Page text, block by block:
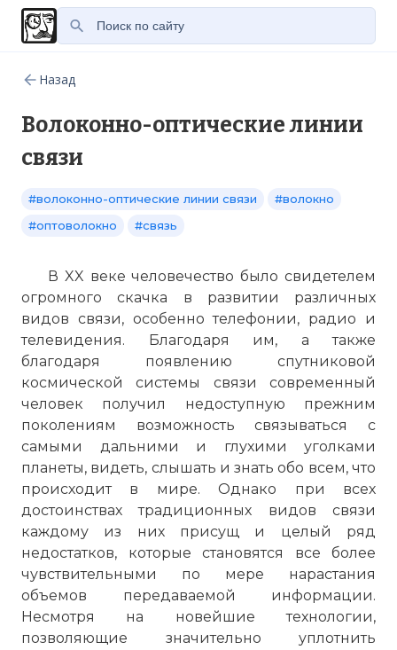
Назад
Волоконно-оптические линии
связи
#волоконно-оптические линии связи
#волокно
#оптоволокно
#связь
В XX веке человечество было свидетелем
огромного скачка в развитии различных
видов связи, особенно телефонии, радио и
телевидения. Благодаря им, а также
благодаря появлению спутниковой
космической системы связи современный
человек получил недоступную прежним
поколениям возможность связываться с
самыми дальними и глухими уголками
планеты, видеть, слышать и знать обо всем, что
происходит в мире. Однако при всех
достоинствах традиционных видов связи
каждому из них присущ и целый ряд
недостатков, которые становятся все более
чувствительными по мере нарастания
объемов передаваемой информации.
Несмотря на новейшие технологии,
позволяющие значительно уплотнить